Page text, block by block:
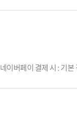
네이버페이 결제 시 : 기